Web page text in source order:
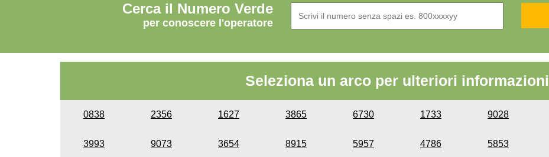
Cerca il Numero Verde
per conoscere l'operatore
Seleziona un arco per ulteriori informazioni
0838 2356 1627 3865 6730 1733 9028
3993 9073 3654 8915 5957 4786 5853